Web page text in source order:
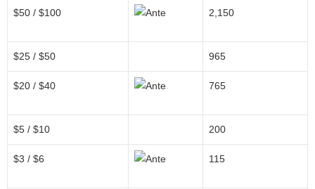
$50 / $100 2,150
$25 / $50 965
$20 / $40 765
$5 / $10 200
$3 / $6 115